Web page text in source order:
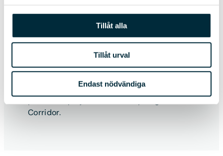
Tillåt alla
Tillåt urval
Endast nödvändiga
idag verksamhet i tio länder (Frankrike,
Tyskland, Belgien, Nederländerna, Danmark,
Portugal).
Everfuel är ett danskt bolag som satsar på
Norden och Europa. Bolaget är en av
Corridor.